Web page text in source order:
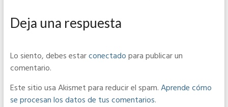
Deja una respuesta
Lo siento, debes estarconectadopara publicar un
comentario.
Este sitio usa Akismet para reducir el spam.Aprende cómo
se procesan los datos de tus comentarios.